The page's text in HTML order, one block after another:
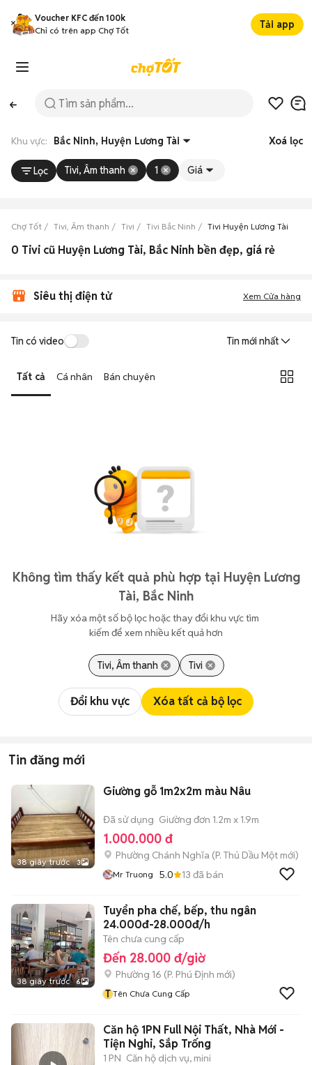
Voucher KFC đến 100k
Chỉ có trên app Chợ Tốt
Tải app
Khu vực: Bắc Ninh, Huyện Lương Tài Xoá lọc
Lọc Tivi, Âm thanh 1 Giá
Chợ Tốt Tivi, Âm thanh Tivi Tivi Bắc Ninh Tivi Huyện Lương Tài
0 Tivi cũ Huyện Lương Tài, Bắc Ninh bền đẹp, giá rẻ
Siêu thị điện tử Xem Cửa hàng
Tin có video Tin mới nhất
Tất cả Cá nhân Bán chuyên
Không tìm thấy kết quả phù hợp tại Huyện Lương
Tài, Bắc Ninh
Hãy xóa một số bộ lọc hoặc thay đổi khu vực tìm
kiếm để xem nhiều kết quả hơn
Tivi, Âm thanh Tivi
Đổi khu vực Xóa tất cả bộ lọc
Tin đăng mới
38 giây trước 3
Giường gỗ 1m2x2m màu Nâu
Đã sử dụng Giường đơn 1.2m x 1.9m
1.000.000 đ
Phường Chánh Nghĩa (P. Thủ Dầu Một mới)
Mr Truong 5.0 13 đã bán
38 giây trước 6
Tuyển pha chế, bếp, thu ngân
24.000đ-28.000đ/h
Tên chưa cung cấp
Đến 28.000 đ/giờ
Phường 16 (P. Phú Định mới)
T Tên Chưa Cung Cấp
Căn hộ 1PN Full Nội Thất, Nhà Mới -
Tiện Nghi, Sắp Trống
1 PN Căn hộ dịch vụ, mini